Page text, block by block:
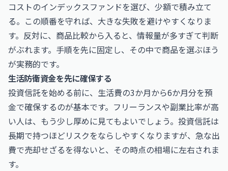
コストのインデックスファンドを選び、少額で積み立て
る。この順番を守れば、大きな失敗を避けやすくなりま
す。反対に、商品比較から入ると、情報量が多すぎて判断
がぶれます。手順を先に固定し、その中で商品を選ぶほう
が実務的です。
生活防衛資金を先に確保する
投資信託を始める前に、生活費の3か月から6か月分を預
金で確保するのが基本です。フリーランスや副業比率が高
い人は、もう少し厚めに見てもよいでしょう。投資信託は
長期で持つほどリスクをならしやすくなりますが、急な出
費で売却せざるを得ないと、その時点の相場に左右されま
す。